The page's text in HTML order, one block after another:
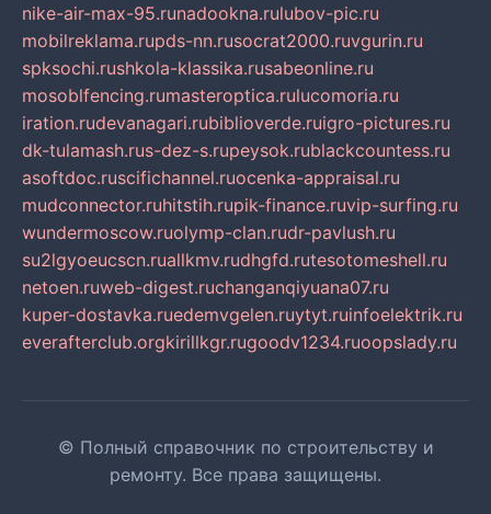
nike-air-max-95.runadookna.rulubov-pic.ru
mobilreklama.rupds-nn.rusocrat2000.ruvgurin.ru
spksochi.rushkola-klassika.rusabeonline.ru
mosoblfencing.rumasteroptica.rulucomoria.ru
iration.rudevanagari.rubiblioverde.ruigro-pictures.ru
dk-tulamash.rus-dez-s.rupeysok.rublackcountess.ru
asoftdoc.ruscifichannel.ruocenka-appraisal.ru
mudconnector.ruhitstih.rupik-finance.ruvip-surfing.ru
wundermoscow.ruolymp-clan.rudr-pavlush.ru
su2lgyoeucscn.ruallkmv.rudhgfd.rutesotomeshell.ru
netoen.ruweb-digest.ruchanganqiyuana07.ru
kuper-dostavka.ruedemvgelen.ruytyt.ruinfoelektrik.ru
everafterclub.orgkirillkgr.rugoodv1234.ruoopslady.ru
© Полный справочник по строительству и
ремонту. Все права защищены.